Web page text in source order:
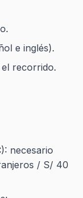
e inglés).
recorrido.
necesario
/ S/ 40